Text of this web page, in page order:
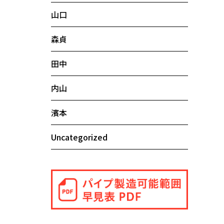
山口
森貞
田中
内山
濱本
Uncategorized